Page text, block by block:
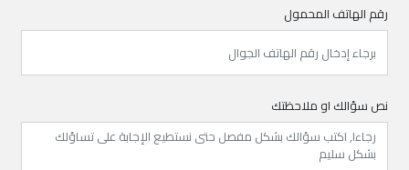
رقم الهاتف المحمول
نص سؤالك او ملاحظتك